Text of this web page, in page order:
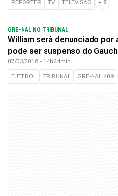
REPÓRTER TV TELEVISÃO + 8
GRE-NAL NO TRIBUNAL
William será denunciado por
pode ser suspenso do
07/03/2016 - 14h24min
FUTEBOL TRIBUNAL GRE-NAL 409